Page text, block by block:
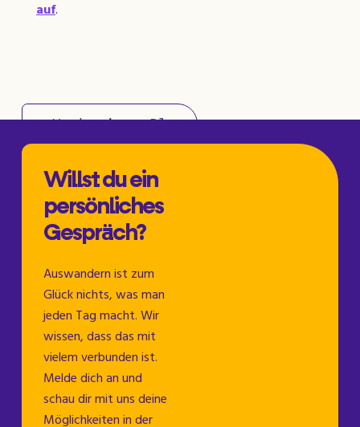
auf.
← Vorheriger Blog
Willst du ein
persönliches
Gespräch?
Auswandern ist zum
Glück nichts, was man
jeden Tag macht. Wir
wissen, dass das mit
vielem verbunden ist.
Melde dich an und
schau dir mit uns deine
Möglichkeiten in der